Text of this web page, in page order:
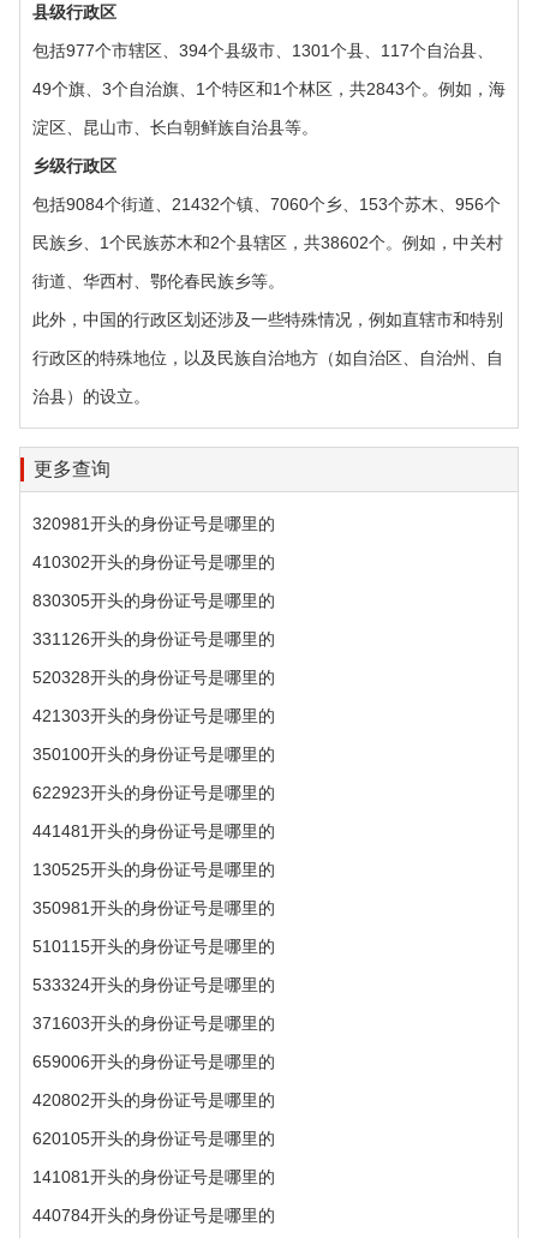
‌县级行政区‌
包括977个市辖区、394个县级市、1301个县、117个自治县、
49个旗、3个自治旗、1个特区和1个林区，共2843个。例如，海
淀区、昆山市、长白朝鲜族自治县等。
乡级行政区‌
包括9084个街道、21432个镇、7060个乡、153个苏木、956个
民族乡、1个民族苏木和2个县辖区，共38602个。例如，中关村
街道、华西村、鄂伦春民族乡等。
此外，中国的行政区划还涉及一些特殊情况，例如直辖市和特别
行政区的特殊地位，以及民族自治地方（如自治区、自治州、自
治县）的设立。
更多查询
320981开头的身份证号是哪里的
410302开头的身份证号是哪里的
830305开头的身份证号是哪里的
331126开头的身份证号是哪里的
520328开头的身份证号是哪里的
421303开头的身份证号是哪里的
350100开头的身份证号是哪里的
622923开头的身份证号是哪里的
441481开头的身份证号是哪里的
130525开头的身份证号是哪里的
350981开头的身份证号是哪里的
510115开头的身份证号是哪里的
533324开头的身份证号是哪里的
371603开头的身份证号是哪里的
659006开头的身份证号是哪里的
420802开头的身份证号是哪里的
620105开头的身份证号是哪里的
141081开头的身份证号是哪里的
440784开头的身份证号是哪里的